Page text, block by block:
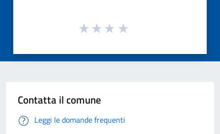
Contatta il comune
Leggi le domande frequenti